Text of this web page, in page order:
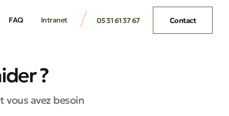
FAQ Intranet 05 31 61 37 67 Contact
?
avez besoin